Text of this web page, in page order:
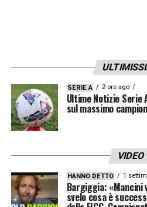
SERIE A 2 ore ago
Ultime Notizie
sul massimo
VIDEO
HANNO DETTO 1
Bargiggia: «Mancini
svelo cosa è